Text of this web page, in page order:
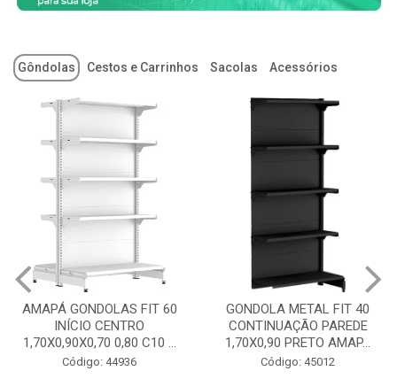
Gôndolas Cestos e Carrinhos Sacolas Acessórios
GONDOLA METAL FIT 40
CONTINUAÇÃO PAREDE
1,70X0,90 PRETO AMAP...
Código: 45012
GONDOLA METAL FIT 40
INICIO CENTRO 1,70X0,90
PRETO AMAPÁ
Código: 45013